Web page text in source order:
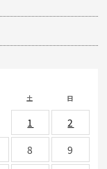
土 日
1
2
8
9